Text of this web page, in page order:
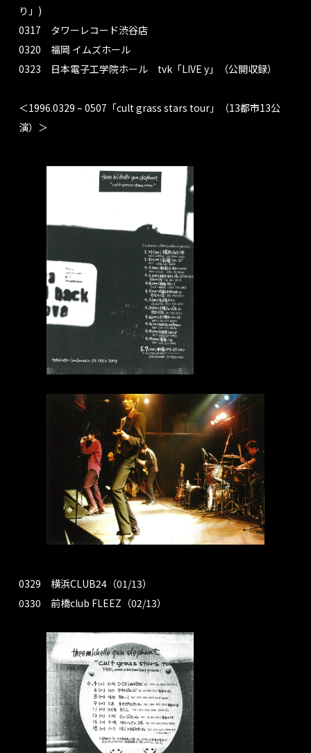
り」)
0317 タワーレコード渋谷店
0320 福岡 イムズホール
0323 日本電子工学院ホール tvk「LIVE y」（公開収録）
＜1996.0329 – 0507「cult grass stars tour」（13都市13公
演）＞
0329 横浜CLUB24（01/13）
0330 前橋club FLEEZ（02/13）